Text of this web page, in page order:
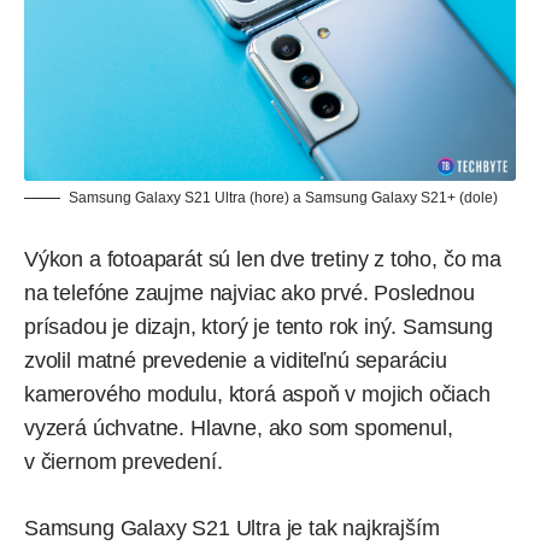
Samsung Galaxy S21 Ultra (hore) a Samsung Galaxy S21+ (dole)
Výkon a fotoaparát sú len dve tretiny z toho, čo ma
na telefóne zaujme najviac ako prvé. Poslednou
prísadou je dizajn, ktorý je tento rok iný. Samsung
zvolil matné prevedenie a viditeľnú separáciu
kamerového modulu, ktorá aspoň v mojich očiach
vyzerá úchvatne. Hlavne, ako som spomenul,
v čiernom prevedení.
Samsung Galaxy S21 Ultra je tak najkrajším